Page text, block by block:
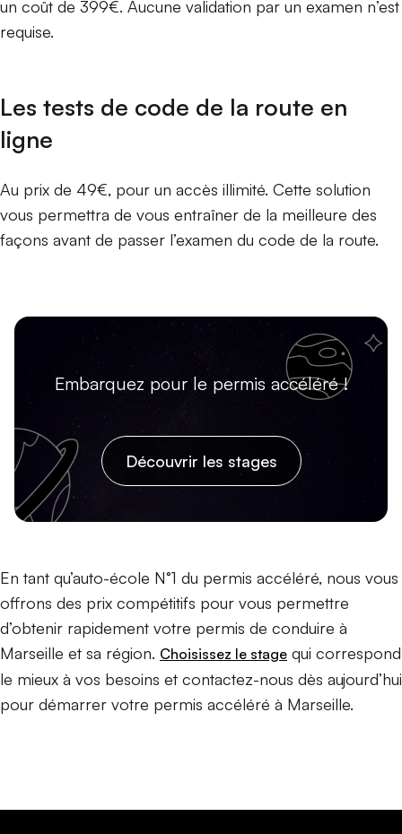
un coût de 399€. Aucune validation par un examen n’est
requise.
Les tests de code de la route en
ligne
Au prix de 49€, pour un accès illimité. Cette solution
vous permettra de vous entraîner de la meilleure des
façons avant de passer l’examen du code de la route.
Embarquez pour le permis accéléré !
Découvrir les stages
En tant qu’auto-école N°1 du permis accéléré, nous vous
offrons des prix compétitifs pour vous permettre
d’obtenir rapidement votre permis de conduire à
Marseille et sa région. Choisissez le stage qui correspond
le mieux à vos besoins et contactez-nous dès aujourd’hui
pour démarrer votre permis accéléré à Marseille.